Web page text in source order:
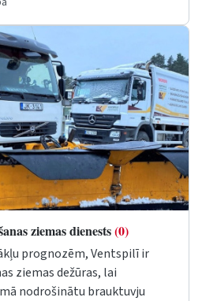
ziemas dienests(0)
prognozēm, Ventspilī ir
ziemas dežūras, lai
nodrošinātu brauktuvju